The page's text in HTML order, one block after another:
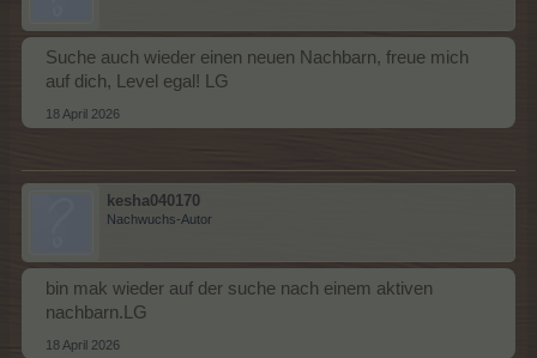
Suche auch wieder einen neuen Nachbarn, freue mich
auf dich, Level egal! LG
18 April 2026
kesha040170
Nachwuchs-Autor
bin mak wieder auf der suche nach einem aktiven
nachbarn.LG
18 April 2026